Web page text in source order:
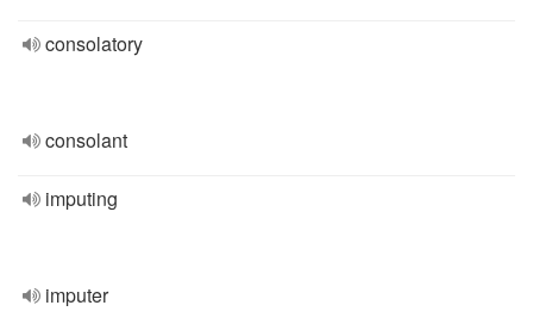
consolatory
consolant
imputing
imputer